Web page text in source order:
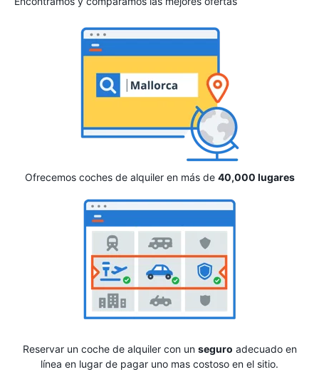
Ofrecemos coches de alquiler en más de 40,000 lugares
Reservar un coche de alquiler con un seguro adecuado en
línea en lugar de pagar uno mas costoso en el sitio.